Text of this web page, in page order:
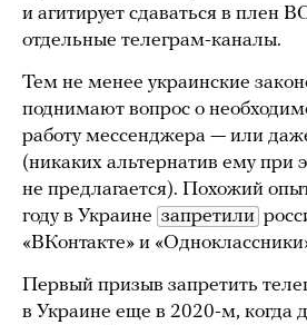
и агитирует сдаваться в плен
отдельные телеграм-каналы.
Тем не менее украинские
поднимают вопрос о
работу мессенджера — или
(никаких альтернатив ему при
не предлагается). Похожий
году в Украине запретили
«ВКонтакте» и
Первый призыв запретить
в Украине еще в 2020-м, когда